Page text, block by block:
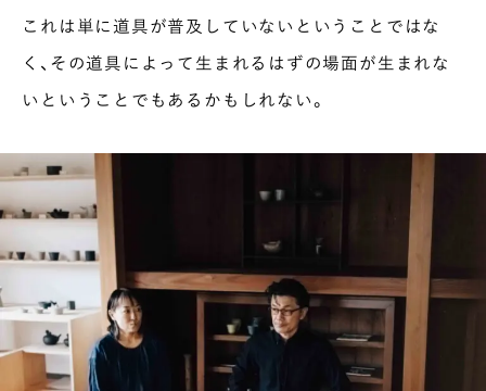
これは単に道具が普及していないということではな
く、その道具によって生まれるはずの場面が生まれな
いということでもあるかもしれない。